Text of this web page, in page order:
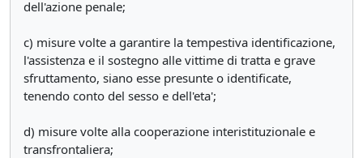
dell'azione penale;
c) misure volte a garantire la tempestiva identificazione,
l'assistenza e il sostegno alle vittime di tratta e grave
sfruttamento, siano esse presunte o identificate,
tenendo conto del sesso e dell'eta';
d) misure volte alla cooperazione interistituzionale e
transfrontaliera;